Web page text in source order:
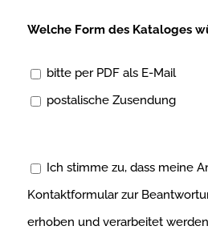
Welche Form des Kataloges
bitte per PDF als E-Mail
postalische Zusendung
Ich stimme zu, dass meine
Kontaktformular zur
erhoben und verarbeitet